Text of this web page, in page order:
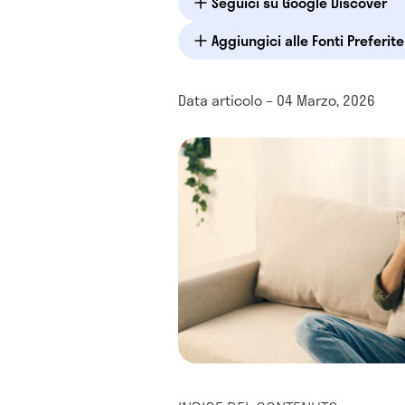
Aggiungici alle Fonti
Data articolo – 04 Marzo, 2026